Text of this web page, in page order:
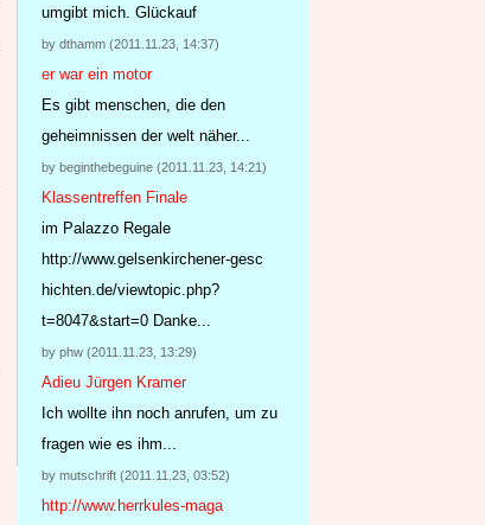
umgibt mich. Glückauf
by dthamm (2011.11.23, 14:37)
er war ein motor
Es gibt menschen, die den
geheimnissen der welt näher...
by beginthebeguine (2011.11.23, 14:21)
Klassentreffen Finale
im Palazzo Regale
http://www.gelsenkirchener-gesc
hichten.de/viewtopic.php?
t=8047&start=0 Danke
by phw (2011.11.23, 13:29)
Adieu Jürgen Kramer
Ich wollte ihn noch anrufen, um zu
fragen wie es ihm...
by mutschrift (2011.11.23, 03:52)
http://www.herrkules-maga